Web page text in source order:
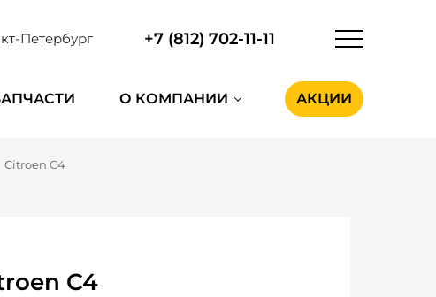
Петербург +7 (812) 702-11-11
О КОМПАНИИ АКЦИИ
Citroen C4
C4